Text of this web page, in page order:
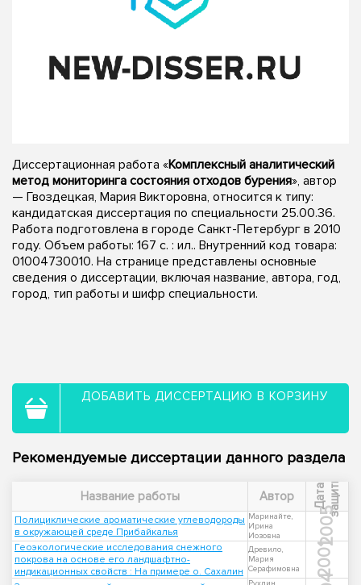
Диссертационная работа «Комплексный аналитический
метод мониторинга состояния отходов бурения», автор
— Гвоздецкая, Мария Викторовна, относится к типу:
кандидатская диссертация по специальности 25.00.36.
Работа подготовлена в городе Санкт-Петербург в 2010
году. Объем работы: 167 с. : ил.. Внутренний код товара:
01004730010. На странице представлены основные
сведения о диссертации, включая название, автора, год,
город, тип работы и шифр специальности.
ДОБАВИТЬ ДИССЕРТАЦИЮ В КОРЗИНУ
Рекомендуемые диссертации данного раздела
Название работы Автор Д
а
т
а
з
а
щ
и
ты
Полициклические ароматические углеводороды
в окружающей среде Прибайкалья
Маринайте,
Ирина
Иозовна
2005
Геоэкологические исследования снежного
покрова на основе его ландшафтно-
индикационных свойств : На примере о. Сахалин
Древило,
Мария
Серафимовна
2001